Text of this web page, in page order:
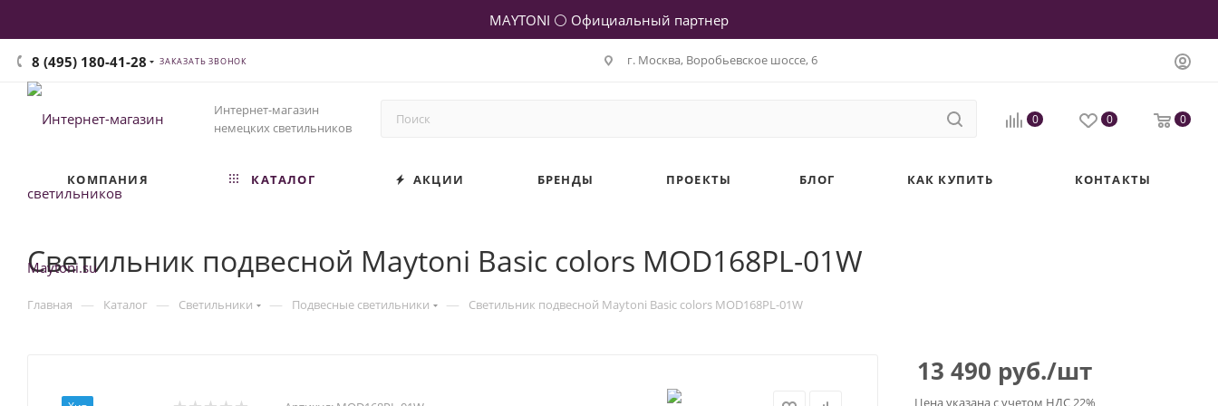
MAYTONI ⚪ Официальный партнер
8 (495) 180-41-28 ЗАКАЗАТЬ ЗВОНОК г. Москва, Воробьевское шоссе, 6
Интернет-магазин
немецких светильников
0 0 0
КОМПАНИЯ КАТАЛОГ АКЦИИ БРЕНДЫ ПРОЕКТЫ БЛОГ КАК КУПИТЬ КОНТАКТЫ
Светильник подвесной Maytoni Basic colors MOD168PL-01W
Главная — Каталог — Светильники — Подвесные светильники — Светильник подвесной Maytoni Basic colors MOD168PL-01W
13 490 руб./шт
Цена указана с учетом НДС 22%